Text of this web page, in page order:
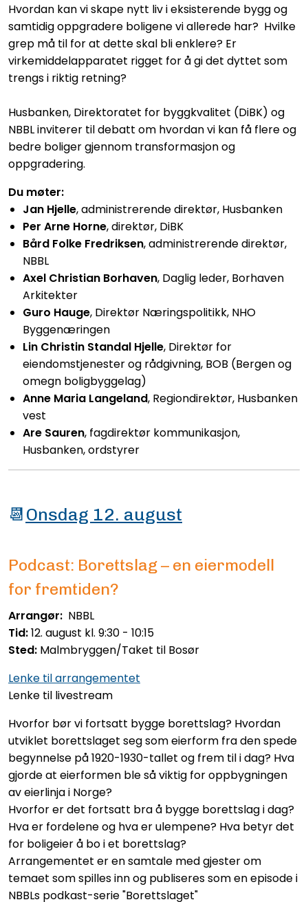
Hvordan kan vi skape nytt liv i eksisterende bygg og
samtidig oppgradere boligene vi allerede har? Hvilke
grep må til for at dette skal bli enklere? Er
virkemiddelapparatet rigget for å gi det dyttet som
trengs i riktig retning?
Husbanken, Direktoratet for byggkvalitet (DiBK) og
NBBL inviterer til debatt om hvordan vi kan få flere og
bedre boliger gjennom transformasjon og
oppgradering.
Du møter:
Jan Hjelle,administrerende direktør, Husbanken
Per Arne Horne, direktør, DiBK
Bård Folke Fredriksen, administrerende direktør,
NBBL
Axel Christian Borhaven, Daglig leder, Borhaven
Arkitekter
Guro Hauge, Direktør Næringspolitikk, NHO
Byggenæringen
Lin Christin Standal Hjelle, Direktør for
eiendomstjenester og rådgivning, BOB (Bergen og
omegn boligbyggelag)
Anne Maria Langeland, Regiondirektør, Husbanken
vest
Are Sauren, fagdirektør kommunikasjon,
Husbanken, ordstyrer
📆 Onsdag 12. august
Podcast: Borettslag – en eiermodell
for fremtiden?
Arrangør: NBBL
Tid:12. august kl. 9:30 - 10:15
Sted: Malmbryggen/Taket til Bosør
Lenke til arrangementet
Lenke til livestream
Hvorfor bør vi fortsatt bygge borettslag? Hvordan
utviklet borettslaget seg som eierform fra den spede
begynnelse på 1920-1930-tallet og frem til i dag? Hva
gjorde at eierformen ble så viktig for oppbygningen
av eierlinja i Norge?
Hvorfor er det fortsatt bra å bygge borettslag i dag?
Hva er fordelene og hva er ulempene? Hva betyr det
for boligeier å bo i et borettslag?
Arrangementet er en samtale med gjester om
temaet som spilles inn og publiseres som en episode i
NBBLs podkast-serie "Borettslaget"